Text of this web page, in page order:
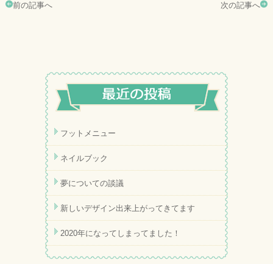
前の記事へ 次の記事へ
フットメニュー
ネイルブック
夢についての談議
新しいデザイン出来上がってきてます
2020年になってしまってました！